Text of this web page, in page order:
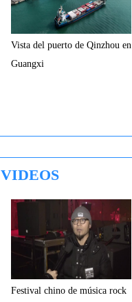
Vista del puerto de Qinzhou en
Guangxi
VIDEOS
Festival chino de música rock